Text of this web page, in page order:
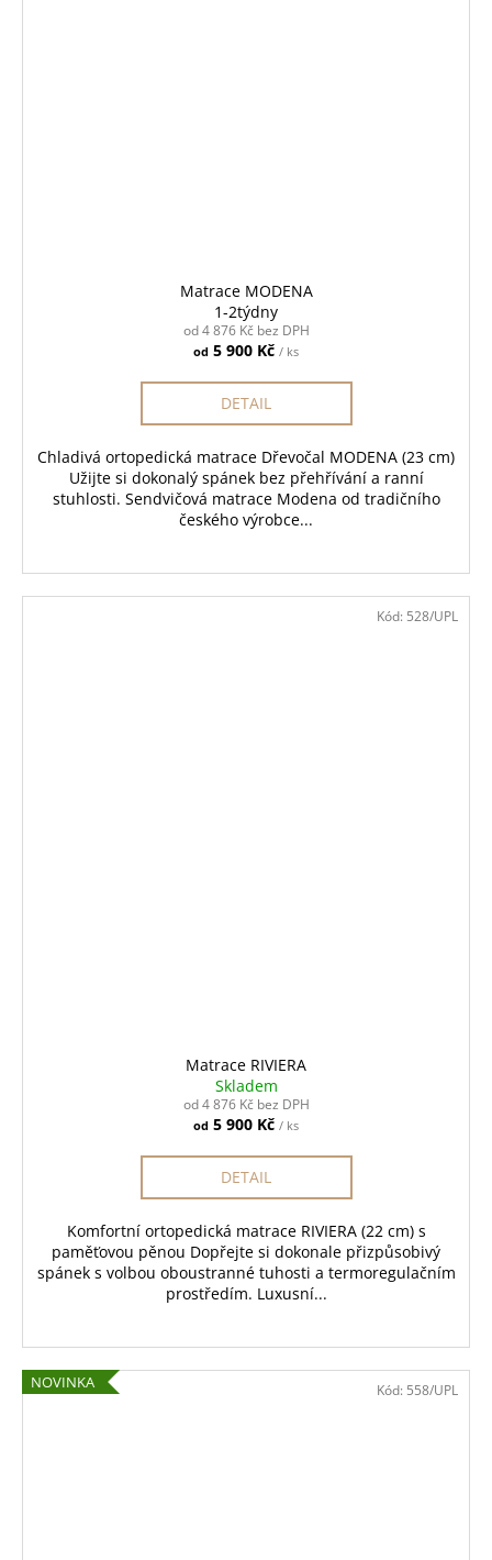
Matrace MODENA
1-2týdny
od 4 876 Kč bez DPH
od 5 900 Kč / ks
DETAIL
Chladivá ortopedická matrace Dřevočal MODENA (23 cm)
Užijte si dokonalý spánek bez přehřívání a ranní
stuhlosti. Sendvičová matrace Modena od tradičního
českého výrobce...
Matrace RIVIERA
Skladem
od 4 876 Kč bez DPH
od 5 900 Kč / ks
DETAIL
Komfortní ortopedická matrace RIVIERA (22 cm) s
paměťovou pěnou Dopřejte si dokonale přizpůsobivý
spánek s volbou oboustranné tuhosti a termoregulačním
prostředím. Luxusní...
Kód: 528/UPL
NOVINKA Kód: 558/UPL